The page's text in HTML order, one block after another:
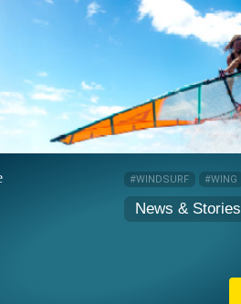
#WINDSURF #WING
News & Stories